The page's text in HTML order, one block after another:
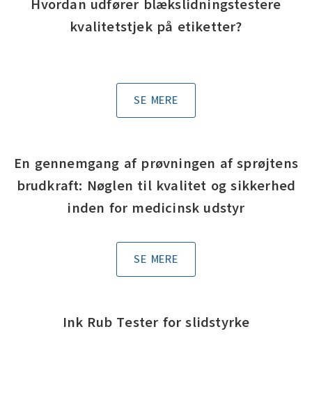
Hvordan udfører blækslidningstestere
kvalitetstjek på etiketter?
SE MERE
En gennemgang af prøvningen af sprøjtens
brudkraft: Nøglen til kvalitet og sikkerhed
inden for medicinsk udstyr
SE MERE
Ink Rub Tester for slidstyrke